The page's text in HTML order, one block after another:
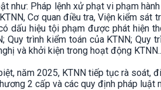
như: Pháp lệnh xử phạt vi phạm
Cơ quan điều tra, Viện kiểm sát
dấu hiệu tội phạm được phát hiện
Quy trình kiểm toán của KTNN; Quy
và khởi kiện trong hoạt động
năm 2025, KTNN tiếp tục rà soát,
2 cấp và các quy định pháp luật